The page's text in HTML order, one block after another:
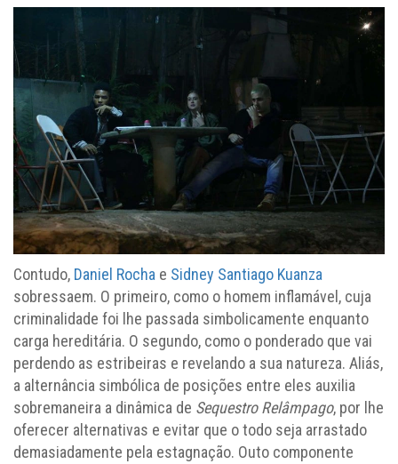
Contudo, Daniel Rocha e Sidney Santiago Kuanza
sobressaem. O primeiro, como o homem inflamável, cuja
criminalidade foi lhe passada simbolicamente enquanto
carga hereditária. O segundo, como o ponderado que vai
perdendo as estribeiras e revelando a sua natureza. Aliás,
a alternância simbólica de posições entre eles auxilia
sobremaneira a dinâmica de Sequestro Relâmpago, por lhe
oferecer alternativas e evitar que o todo seja arrastado
demasiadamente pela estagnação. Outo componente